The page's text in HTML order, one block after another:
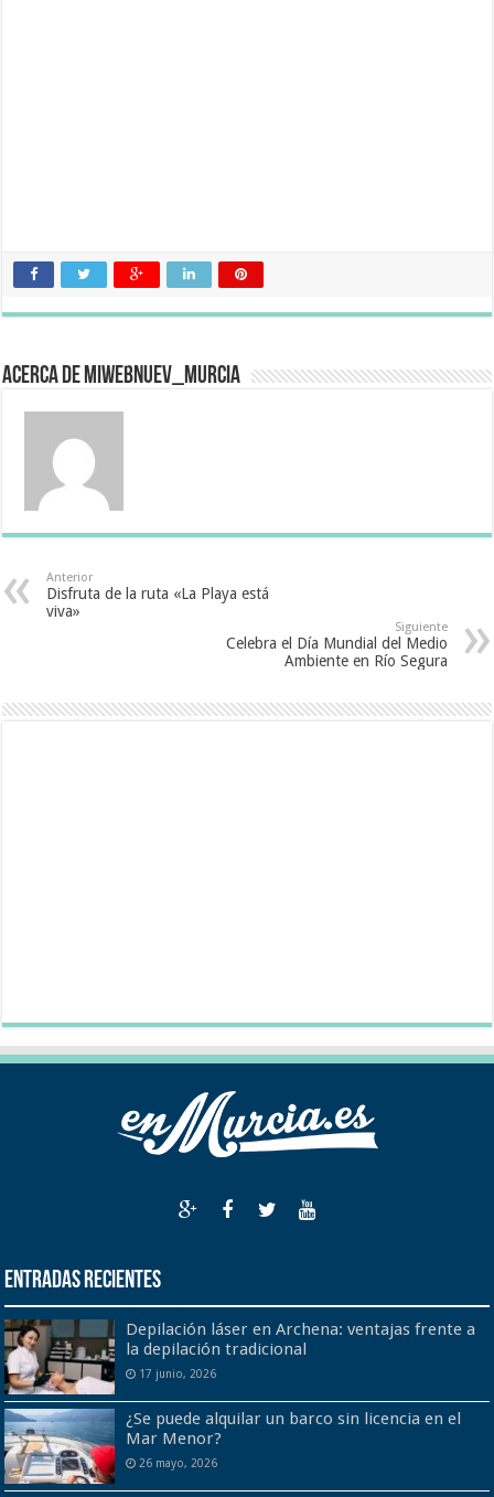
Acerca de miwebnuev_murcia
Anterior
Disfruta de la ruta «La Playa está
viva»
Siguiente
Celebra el Día Mundial del Medio
Ambiente en Río Segura
Entradas recientes
Depilación láser en Archena: ventajas frente a
la depilación tradicional
17 junio, 2026
¿Se puede alquilar un barco sin licencia en el
Mar Menor?
26 mayo, 2026